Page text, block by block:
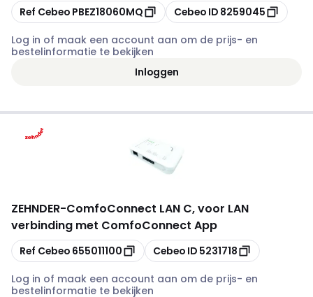
Kopiëren
Ref Cebeo PBEZ18060MQ Kopiëren
Cebeo ID 8259045
Log in of maak een account aan om de prijs- en
bestelinformatie te bekijken
Inloggen
ZEHNDER-ComfoConnect LAN C, voor LAN
verbinding met ComfoConnect App
Kopiëren
Ref Cebeo 655011100 Kopiëren
Cebeo ID 5231718
Log in of maak een account aan om de prijs- en
bestelinformatie te bekijken